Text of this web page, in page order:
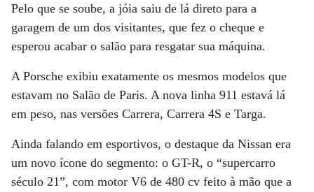
Pelo que se soube, a jóia saiu de lá direto para a
garagem de um dos visitantes, que fez o cheque e
esperou acabar o salão para resgatar sua máquina.
A Porsche exibiu exatamente os mesmos modelos que
estavam no Salão de Paris. A nova linha 911 estavá lá
em peso, nas versões Carrera, Carrera 4S e Targa.
Ainda falando em esportivos, o destaque da Nissan era
um novo ícone do segmento: o GT-R, o “supercarro
século 21”, com motor V6 de 480 cv feito à mão que a